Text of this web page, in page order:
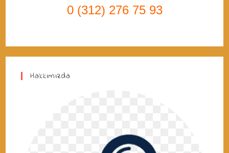
0 (312) 276 75 93
Hakkımızda